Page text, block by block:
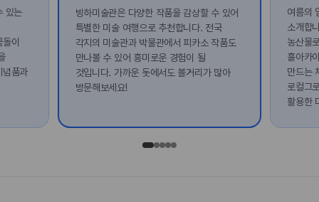
있는
이
념품과
빙하미술관은 다양한 작품을 감상할 수 있어
특별한 미술 여행으로 추천합니다. 전국
각지의 미술관과 박물관에서 피카소 작품도
만나볼 수 있어 흥미로운 경험이 될
것입니다. 가까운 돗에서도 볼거리가 많아
방문해보세요!
여름의
소개합
농산물
흘아카
만드는
로컬그
활용한
떠나보